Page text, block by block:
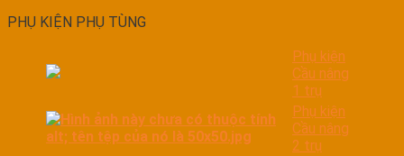
PHỤ KIỆN PHỤ TÙNG
Phụ kiện
Cầu nâng
1 trụ
Phụ kiện
Cầu nâng
2 trụ